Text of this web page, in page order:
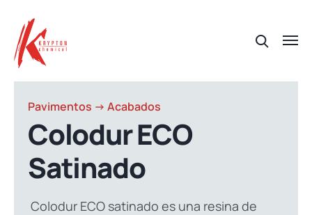
Pavimentos -> Acabados
Colodur ECO
Satinado
Colodur ECO satinado es una resina de